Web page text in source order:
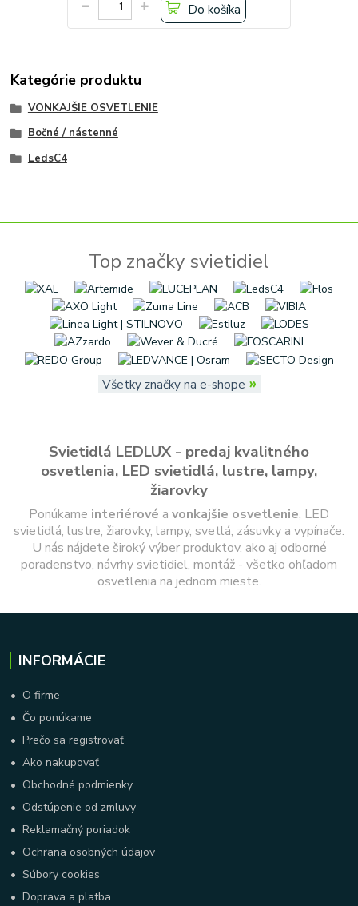
Do košíka
Kategórie produktu
VONKAJŠIE OSVETLENIE
Bočné / nástenné
LedsC4
Top značky svietidiel
Všetky značky na e-shope »
Svietidlá LEDLUX - predaj kvalitného
osvetlenia, LED svietidlá, lustre, lampy,
žiarovky
Ponúkame interiérové a vonkajšie osvetlenie, LED
svietidlá, lustre, žiarovky, lampy, svetlá, zásuvky a vypínače.
U nás nájdete široký výber produktov, ako aj odborné
poradenstvo, návrhy svietidiel, montáž - všetko ohľadom
osvetlenia na jednom mieste.
INFORMÁCIE
• O firme
• Čo ponúkame
•Prečo sa registrovať
•Ako nakupovať
• Obchodné podmienky
• Odstúpenie od zmluvy
•Reklamačný poriadok
• Ochrana osobných údajov
•Súbory cookies
•Doprava a platba